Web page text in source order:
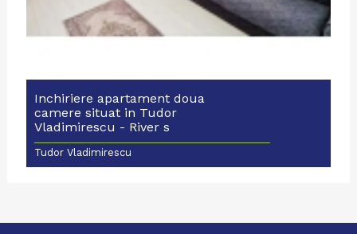
Inchiriere apartament doua
camere situat in Tudor
Vladimirescu - River s
Towers
Tudor Vladimirescu